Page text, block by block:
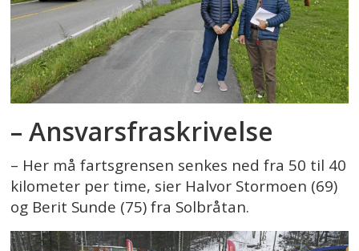
– Ansvarsfraskrivelse
– Her må fartsgrensen senkes ned fra 50 til 40
kilometer per time, sier Halvor Stormoen (69)
og Berit Sunde (75) fra Solbråtan.